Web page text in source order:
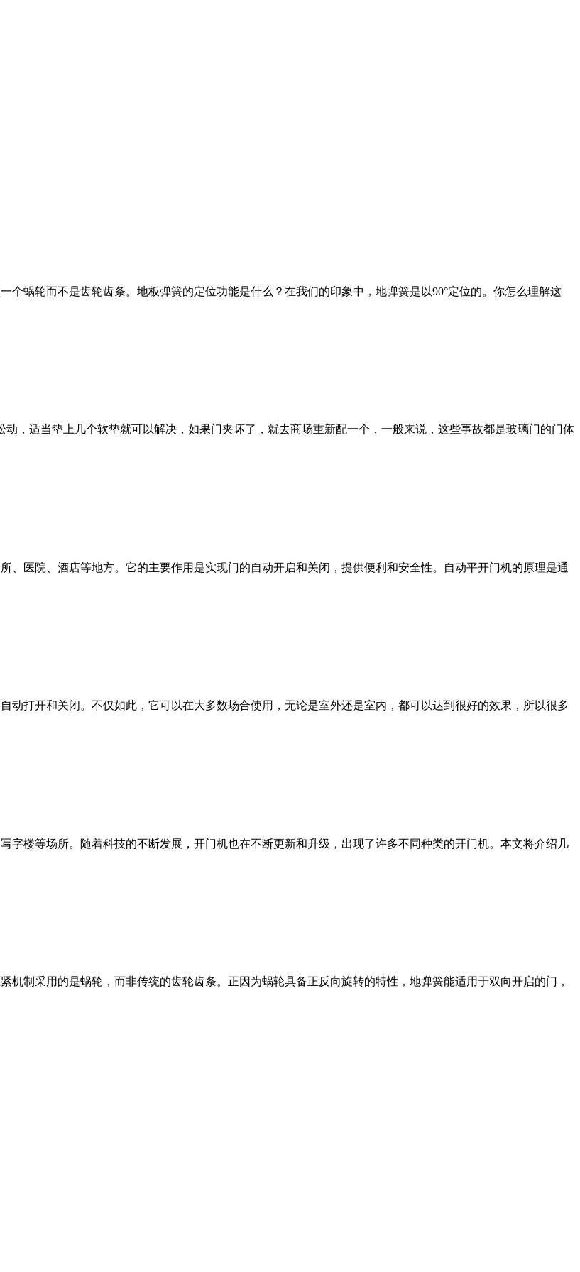
个蜗轮而不是齿轮齿条。地板弹簧的定位功能是什么？在我们的印象中，地弹簧是以90°定位的。你怎么理解这
，适当垫上几个软垫就可以解决，如果门夹坏了，就去商场重新配一个，一般来说，这些事故都是玻璃门的门体
、医院、酒店等地方。它的主要作用是实现门的自动开启和关闭，提供便利和安全性。自动平开门机的原理是通
动打开和关闭。不仅如此，它可以在大多数场合使用，无论是室外还是室内，都可以达到很好的效果，所以很多
字楼等场所。随着科技的不断发展，开门机也在不断更新和升级，出现了许多不同种类的开门机。本文将介绍几
制采用的是蜗轮，而非传统的齿轮齿条。正因为蜗轮具备正反向旋转的特性，地弹簧能适用于双向开启的门，